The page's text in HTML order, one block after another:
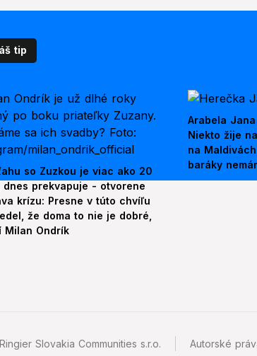
tip
so Zuzkou je viac ako 20
dnes prekvapuje - otvorene
krízu: Presne v túto chvíľu
že doma to nie je dobré,
Milan Ondrík
Arabela
Niekto žije
na
baráky
Slovakia Communities s.r.o. Autorské